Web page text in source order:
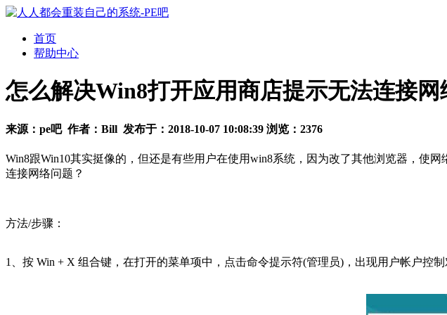
首页
帮助中心
怎么解决Win8打开应用商店提示无法连接网
来源： pe吧作者： Bill 发布于： 2018-10-07 10:08:39 浏览： 2376
Win8跟Win10其实挺像的，但还是有些用户在使用win8系统，因为改了其他浏览器，使
连接网络问题？
方法/步骤：
1、按 Win + X 组合键，在打开的菜单项中，点击命令提示符(管理员)，出现用户帐户控制